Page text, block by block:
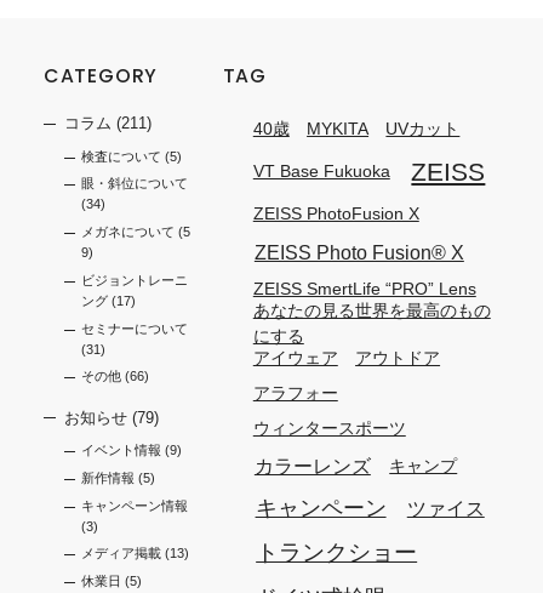
CATEGORY
コラム (211)
検査について (5)
眼・斜位について
(34)
メガネについて (5
9)
ビジョントレーニ
ング(17)
セミナーについて
(31)
その他(66)
お知らせ(79)
イベント情報 (9)
新作情報 (5)
キャンペーン情報
(3)
メディア掲載(13)
休業日 (5)
TAG
40歳 MYKITA UVカット
VT Base Fukuoka ZEISS
ZEISS PhotoFusion X
ZEISS Photo Fusion®︎ X
ZEISS SmertLife “PRO” Lens
あなたの見る世界を最高のもの
にする
アイウェア
アウトドア
アラフォー
ウィンタースポーツ
カラーレンズ キャンプ
キャンペーン ツァイス
トランクショー